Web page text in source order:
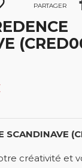
Partager
SCANDINAVE
créativité et